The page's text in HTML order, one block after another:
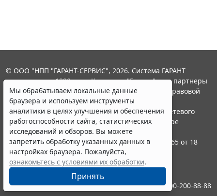
Мы обрабатываем локальные данные
браузера и используем инструменты
аналитики в целях улучшения и обеспечения
работоспособности сайта, статистических
исследований и обзоров. Вы можете
запретить обработку указанных данных в
настройках браузера. Пожалуйста,
ознакомьтесь с условиями их обработки.
Принять
© ООО "НПП "ГАРАНТ-СЕРВИС", 2026. Система ГАРАНТ
выпускается с 1990 года. Компания "Гарант" и ее партнеры
являются участниками Российской ассоциации правовой
информации ГАРАНТ.
Портал ГАРАНТ.РУ зарегистрирован в качестве сетевого
издания Федеральной службой по надзору в сфере
связи,информационных технологий и массовых
коммуникаций (Роскомнадзором), Эл № ФС77-58365 от 18
июня 2014 года.
16+
Контакты 8-800-200-88-88